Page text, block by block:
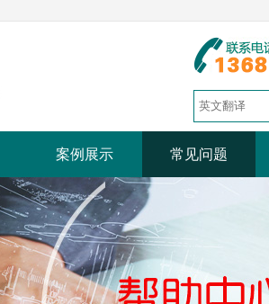
案例展示 常见问题